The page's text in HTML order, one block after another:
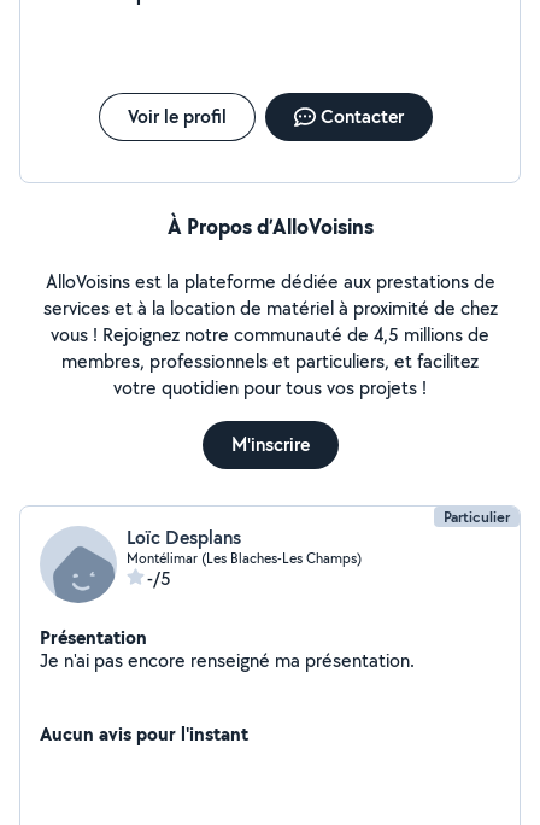
Voir le profil Contacter
À Propos d’AlloVoisins
AlloVoisins est la plateforme dédiée aux prestations de
services et à la location de matériel à proximité de chez
vous ! Rejoignez notre communauté de 4,5 millions de
membres, professionnels et particuliers, et facilitez
votre quotidien pour tous vos projets !
M'inscrire
Particulier
Loïc Desplans
Montélimar (Les Blaches-Les Champs)
-/5
Présentation
Je n'ai pas encore renseigné ma présentation.
Aucun avis pour l'instant